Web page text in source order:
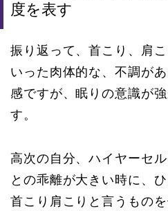
度を表す
振り返って、首こり、肩
いった肉体的な、不調が
感ですが、眠りの意識が
す。
高次の自分、ハイヤーセ
との乖離が大きい時に、
首こり肩こりと言うもの